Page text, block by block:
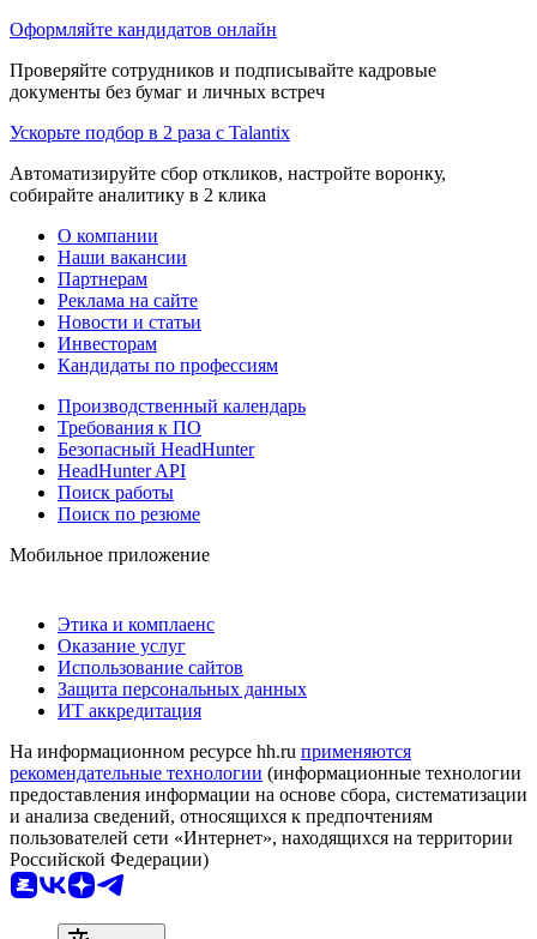
Оформляйте кандидатов онлайн
Проверяйте сотрудников и подписывайте кадровые
документы без бумаг и личных встреч
Ускорьте подбор в 2 раза с Talantix
Автоматизируйте сбор откликов, настройте воронку,
собирайте аналитику в 2 клика
О компании
Наши вакансии
Партнерам
Реклама на сайте
Новости и статьи
Инвесторам
Кандидаты по профессиям
Производственный календарь
Требования к ПО
Безопасный HeadHunter
HeadHunter API
Поиск работы
Поиск по резюме
Мобильное приложение
Этика и комплаенс
Оказание услуг
Использование сайтов
Защита персональных данных
ИТ аккредитация
На информационном ресурсе hh.ru применяются
рекомендательные технологии (информационные технологии
предоставления информации на основе сбора, систематизации
и анализа сведений, относящихся к предпочтениям
пользователей сети «Интернет», находящихся на территории
Российской Федерации)